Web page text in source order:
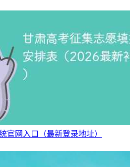
官网入口（最新登录地址）